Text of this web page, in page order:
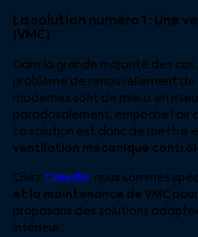
La solution numéro 1 : Une
(VMC)
Dans la grande majorité des
problème de renouvellement de
modernes sont de mieux en
paradoxalement, empêche l’air
La solution est donc de mettre
ventilation mécanique
ChezClimatix, nous sommes
et la maintenance de VMC
proposons des solutions
intérieur :